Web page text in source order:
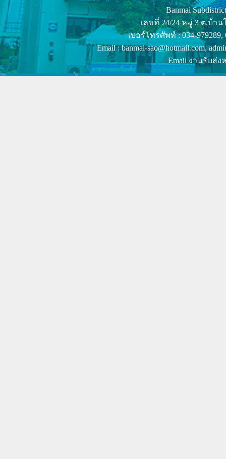
Banmai
เลขที่ 24/24 หมู่ 3 ต.บ้า
เบอร์โทรศัพท์ : 034-979289,
Email : banmai-sao@hotmail.com,
Email งานรับส่ง